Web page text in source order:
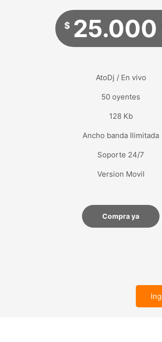
$ 25.000
AtoDj / En vivo
50 oyentes
128 Kb
Ancho banda Ilimitada
Soporte 24/7
Version Movil
Compra ya